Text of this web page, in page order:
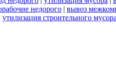
недорого | вывоз
утилизация строительного мусора